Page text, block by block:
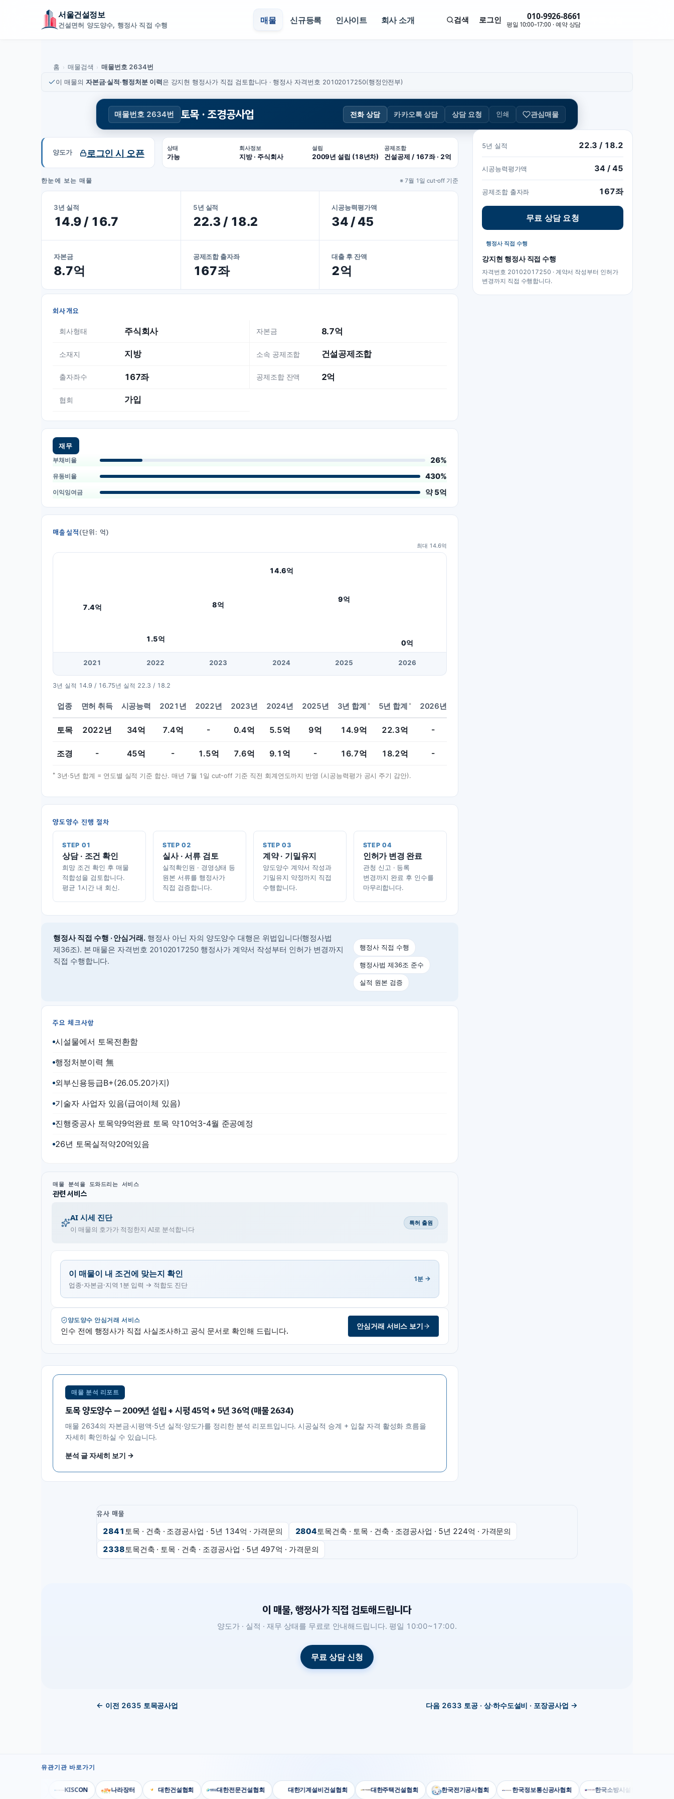
서울건설정보
건설면허 양도양수, 행정사 직접 수행
검색 로그인 010-9926-8661
평일 10:00–17:00 · 예약 상담
매물 신규등록 인사이트 회사 소개
홈 › 매물검색 › 매물번호 2634번
이 매물의 자본금·실적·행정처분 이력 은 강지현 행정사가 직접 검토합니다 · 행정사 자격번호 20102017250(행정안전부)
매물번호 2634번 토목 · 조경공사업 전화 상담 카카오톡 상담 상담 요청 인쇄 관심매물
양도가 로그인 시 오픈 상태
가능
회사정보
지방 · 주식회사
설립
2009년 설립 (18년차)
공제조합
건설공제 / 167좌 · 2억
한눈에 보는 매물 ※ 7월 1일 cut-off 기준
3년 실적
14.9 / 16.7
5년 실적
22.3 / 18.2
시공능력평가액
34 / 45
자본금
8.7억
공제조합 출자좌
167좌
대출 후 잔액
2억
회사개요
회사형태 주식회사 자본금 8.7억
소재지 지방 소속 공제조합 건설공제조합
출자좌수 167좌 공제조합 잔액 2억
협회 가입
재무
부채비율 26%
유동비율 430%
이익잉여금 약 5억
매출실적(단위: 억)
최대 14.6억
7.4억
1.5억
8억
14.6억
9억
0억
2021 2022 2023 2024 2025 2026
3년 실적 14.9 / 16.75년 실적 22.3 / 18.2
업종 면허 취득 시공능력 2021년 2022년 2023년 2024년 2025년 3년 합계 * 5년 합계 * 2026년
토목 2022년 34억 7.4억 - 0.4억 5.5억 9억 14.9억 22.3억 -
조경 - 45억 - 1.5억 7.6억 9.1 억 - 16.7억 18.2억 -
* 3년·5년 합계 = 연도별 실적 기준 합산. 매년 7월 1일 cut-off 기준 직전 회계연도까지 반영 (시공능력평가 공시 주기 감안).
양도양수 진행 절차
STEP 01
상담 · 조건 확인
희망 조건 확인 후 매물
적합성을 검토합니다.
평균 1시간 내 회신.
STEP 02
실사 · 서류 검토
실적확인원 · 경영상태 등
원본 서류를 행정사가
직접 검증합니다.
STEP 03
계약 · 기밀유지
양도양수 계약서 작성과
기밀유지 약정까지 직접
수행합니다.
STEP 04
인허가 변경 완료
관청 신고 · 등록
변경까지 완료 후 인수를
마무리합니다.
행정사 직접 수행 · 안심거래. 행정사 아닌 자의 양도양수 대행은 위법입니다(행정사법
제36조). 본 매물은 자격번호 20102017250 행정사가 계약서 작성부터 인허가 변경까지
직접 수행합니다.
행정사 직접 수행
행정사법 제36조 준수
실적 원본 검증
주요 체크사항
시설물에서 토목전환함
행정처분이력 無
외부신용등급B+(26.05.20가지)
기술자 사업자 있음(급여이체 있음)
진행중공사 토목약9억완료 토목 약10억3-4월 준공예정
26년 토목실적약20억있음
매물 분석을 도와드리는 서비스
관련 서비스
AI 시세 진단
이 매물의 호가가 적정한지 AI로 분석합니다
특허 출원
이 매물이 내 조건에 맞는지 확인
업종·자본금·지역 1분 입력 → 적합도 진단
1분 →
양도양수 안심거래 서비스
인수 전에 행정사가 직접 사실조사하고 공식 문서로 확인해 드립니다. 안심거래 서비스 보기
매물 분석 리포트
토목 양도양수 — 2009년 설립 + 시평 45억 + 5년 36억 (매물 2634)
매물 2634의 자본금·시평액·5년 실적·양도가를 정리한 분석 리포트입니다. 시공실적 승계 + 입찰 자격 활성화 흐름을
자세히 확인하실 수 있습니다.
분석 글 자세히 보기 →
5년 실적 22.3 / 18.2
시공능력평가액 34 / 45
공제조합 출자좌 167좌
무료 상담 요청
행정사 직접 수행
강지현 행정사 직접 수행
자격번호 20102017250 · 계약서 작성부터 인허가
변경까지 직접 수행합니다.
유사 매물
2841 토목 · 건축 · 조경공사업 · 5년 134억 · 가격문의 2804토목건축 · 토목 · 건축 · 조경공사업 · 5년 224억 · 가격문의
2338토목건축 · 토목 · 건축 · 조경공사업 · 5년 497억 · 가격문의
이 매물, 행정사가 직접 검토해드립니다
양도가 · 실적 · 재무 상태를 무료로 안내해드립니다. 평일 10:00~17:00.
무료 상담 신청
← 이전 2635 토목공사업 다음 2633 토공 · 상·하수도설비 · 포장공사업 →
유관기관 바로가기
KISCON 나라장터 대한건설협회 대한전문건설협회 대한기계설비건설협회 대한주택건설협회 한국전기공사협회 한국정보통신공사협회 한국소방시설협회